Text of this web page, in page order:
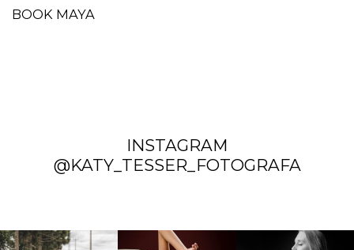
BOOK MAYA
INSTAGRAM
@KATY_TESSER_FOTOGRAFA